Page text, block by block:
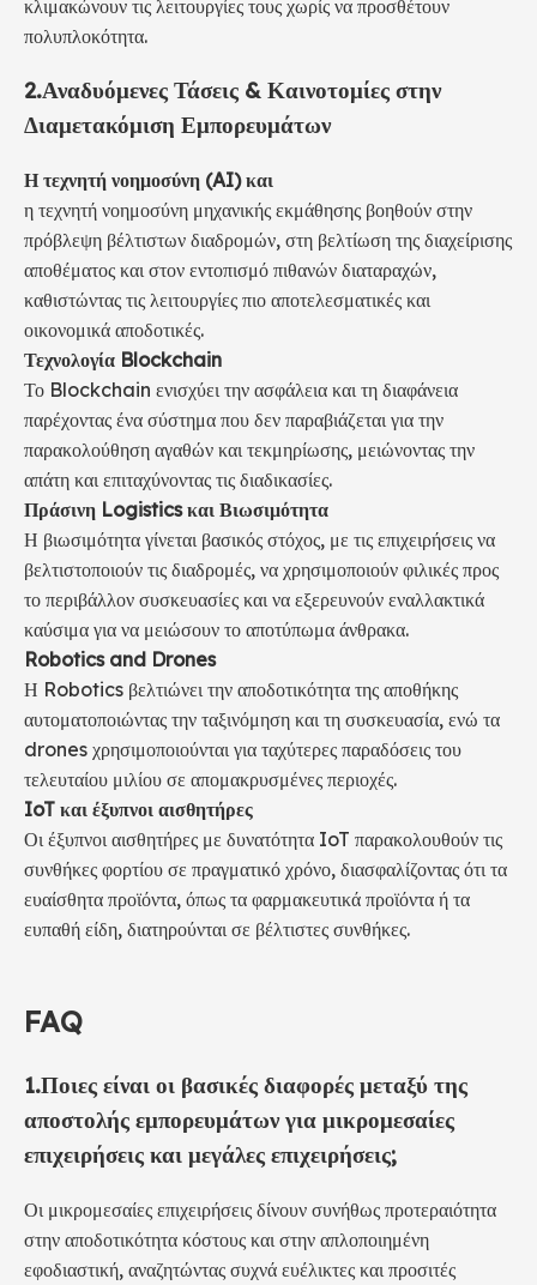
κλιμακώνουν τις λειτουργίες τους χωρίς να προσθέτουν
πολυπλοκότητα.
2.Αναδυόμενες Τάσεις & Καινοτομίες στην
Διαμετακόμιση Εμπορευμάτων
Η τεχνητή νοημοσύνη (AI) και
η τεχνητή νοημοσύνη μηχανικής εκμάθησης βοηθούν στην
πρόβλεψη βέλτιστων διαδρομών, στη βελτίωση της διαχείρισης
αποθέματος και στον εντοπισμό πιθανών διαταραχών,
καθιστώντας τις λειτουργίες πιο αποτελεσματικές και
οικονομικά αποδοτικές.
Τεχνολογία Blockchain
Το Blockchain ενισχύει την ασφάλεια και τη διαφάνεια
παρέχοντας ένα σύστημα που δεν παραβιάζεται για την
παρακολούθηση αγαθών και τεκμηρίωσης, μειώνοντας την
απάτη και επιταχύνοντας τις διαδικασίες.
Πράσινη Logistics και Βιωσιμότητα
Η βιωσιμότητα γίνεται βασικός στόχος, με τις επιχειρήσεις να
βελτιστοποιούν τις διαδρομές, να χρησιμοποιούν φιλικές προς
το περιβάλλον συσκευασίες και να εξερευνούν εναλλακτικά
καύσιμα για να μειώσουν το αποτύπωμα άνθρακα.
Robotics and Drones
Η Robotics βελτιώνει την αποδοτικότητα της αποθήκης
αυτοματοποιώντας την ταξινόμηση και τη συσκευασία, ενώ τα
drones χρησιμοποιούνται για ταχύτερες παραδόσεις του
τελευταίου μιλίου σε απομακρυσμένες περιοχές.
IoT και έξυπνοι αισθητήρες
Οι έξυπνοι αισθητήρες με δυνατότητα IoT παρακολουθούν τις
συνθήκες φορτίου σε πραγματικό χρόνο, διασφαλίζοντας ότι τα
ευαίσθητα προϊόντα, όπως τα φαρμακευτικά προϊόντα ή τα
ευπαθή είδη, διατηρούνται σε βέλτιστες συνθήκες.
FAQ
1.Ποιες είναι οι βασικές διαφορές μεταξύ της
αποστολής εμπορευμάτων για μικρομεσαίες
επιχειρήσεις και μεγάλες επιχειρήσεις;
Οι μικρομεσαίες επιχειρήσεις δίνουν συνήθως προτεραιότητα
στην αποδοτικότητα κόστους και στην απλοποιημένη
εφοδιαστική, αναζητώντας συχνά ευέλικτες και προσιτές